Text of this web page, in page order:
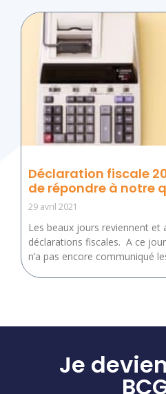
Déclaration fiscale
de répondre à notre
29 avril 2021
Les beaux jours reviennent et
déclarations fiscales. A ce
n’a pas encore communiqué
Je